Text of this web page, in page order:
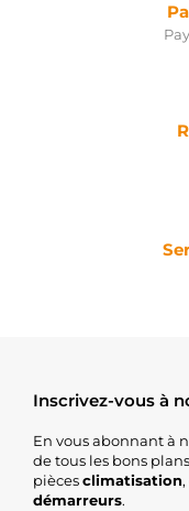
Inscrivez-vous à
En vous abonnant à
de tous les bons
piècesclimatisation,
démarreurs.